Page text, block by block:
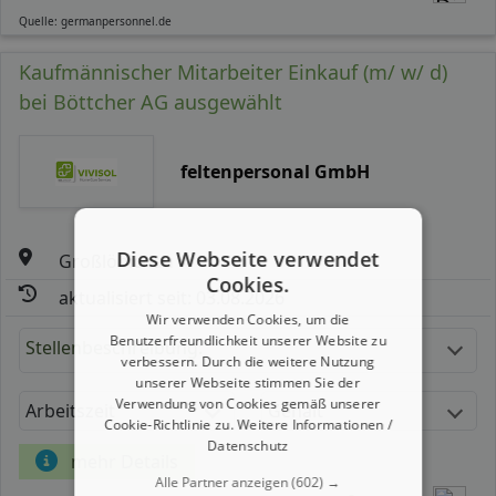
Quelle: germanpersonnel.de
Kaufmännischer Mitarbeiter Einkauf (m/ w/ d)
bei Böttcher AG ausgewählt
feltenpersonal GmbH
Großlöbichau
aktualisiert seit: 03.08.2026
Stellenbeschreibung:
Arbeitszeit Gehalt
mehr Details
Diese Webseite verwendet
Cookies.
Wir verwenden Cookies, um die
Benutzerfreundlichkeit unserer Website zu
verbessern. Durch die weitere Nutzung
unserer Webseite stimmen Sie der
Verwendung von Cookies gemäß unserer
Cookie-Richtlinie zu.Weitere Informationen /
Datenschutz
Alle Partner anzeigen(602) →